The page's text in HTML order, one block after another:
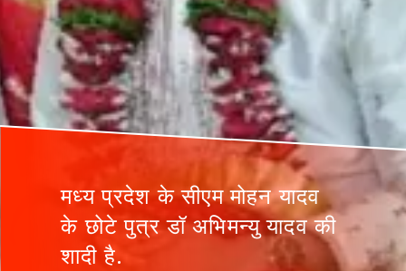
मध्य प्रदेश के सीएम मोहन यादव
के छोटे पुत्र डॉ अभिमन्यु यादव की
शादी है.